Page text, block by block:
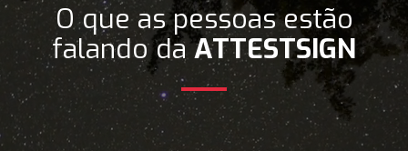
O que as pessoas estão
falando daATTESTSIGN